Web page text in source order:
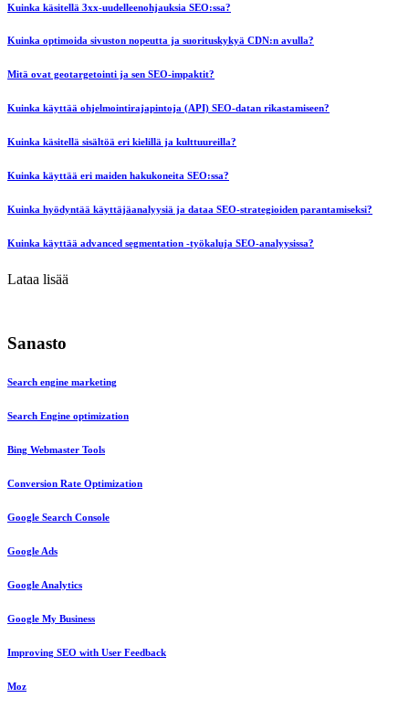
Kuinka käsitellä 3xx-uudelleenohjauksia SEO:ssa?
Kuinka optimoida sivuston nopeutta ja suorituskykyä CDN:n avulla?
Mitä ovat geotargetointi ja sen SEO-impaktit?
Kuinka käyttää ohjelmointirajapintoja (API) SEO-datan rikastamiseen?
Kuinka käsitellä sisältöä eri kielillä ja kulttuureilla?
Kuinka käyttää eri maiden hakukoneita SEO:ssa?
Kuinka hyödyntää käyttäjäanalyysiä ja dataa SEO-strategioiden parantamiseksi?
Kuinka käyttää advanced segmentation -työkaluja SEO-analyysissa?
Lataa lisää
Sanasto
Search engine marketing
Search Engine optimization
Bing Webmaster Tools
Conversion Rate Optimization
Google Search Console
Google Ads
Google Analytics
Google My Business
Improving SEO with User Feedback
Moz